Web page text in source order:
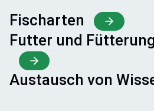
Fischarten
Futter und
Austausch von